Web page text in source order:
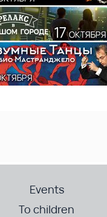
Events
To children